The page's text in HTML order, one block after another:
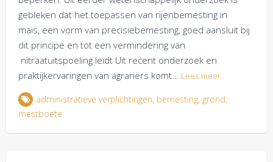
gebleken dat het toepassen van rijenbemesting in
maïs, een vorm van precisiebemesting, goed aansluit bij
dit principe en tot een vermindering van
nitraatuitspoeling leidt Uit recent onderzoek en
praktijkervaringen van agrariërs komt… Lees meer
administratieve verplichtingen, bemesting, grond,
mestboete